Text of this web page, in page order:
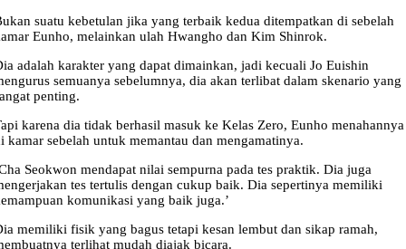
suatu kebetulan jika yang terbaik kedua ditempatkan di sebelah
Eunho, melainkan ulah Hwangho dan Kim Shinrok.
adalah karakter yang dapat dimainkan, jadi kecuali Jo Euishin
semuanya sebelumnya, dia akan terlibat dalam skenario yang
penting.
karena dia tidak berhasil masuk ke Kelas Zero, Eunho menahannya
kamar sebelah untuk memantau dan mengamatinya.
Seokwon mendapat nilai sempurna pada tes praktik. Dia juga
tes tertulis dengan cukup baik. Dia sepertinya memiliki
komunikasi yang baik juga.’
memiliki fisik yang bagus tetapi kesan lembut dan sikap ramah,
terlihat mudah diajak bicara.